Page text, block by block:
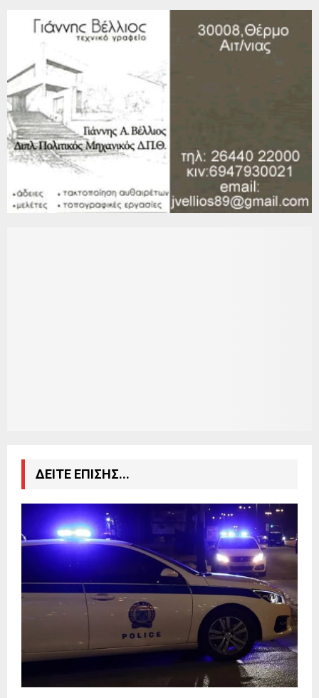
ΔΕΙΤΕ ΕΠΙΣΗΣ...